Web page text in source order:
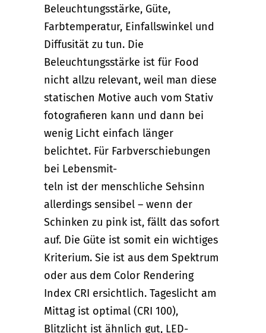
Beleuchtungsstärke, Güte,
Farbtemperatur, Einfallswinkel und
Diffusität zu tun. Die
Beleuchtungsstärke ist für Food
nicht allzu relevant, weil man diese
statischen Motive auch vom Stativ
fotografieren kann und dann bei
wenig Licht einfach länger
belichtet. Für Farbverschiebungen
bei Lebensmit-
teln ist der menschliche Sehsinn
allerdings sensibel – wenn der
Schinken zu pink ist, fällt das sofort
auf. Die Güte ist somit ein wichtiges
Kriterium. Sie ist aus dem Spektrum
oder aus dem Color Rendering
Index CRI ersichtlich. Tageslicht am
Mittag ist optimal (CRI 100),
Blitzlicht ist ähnlich gut, LED-